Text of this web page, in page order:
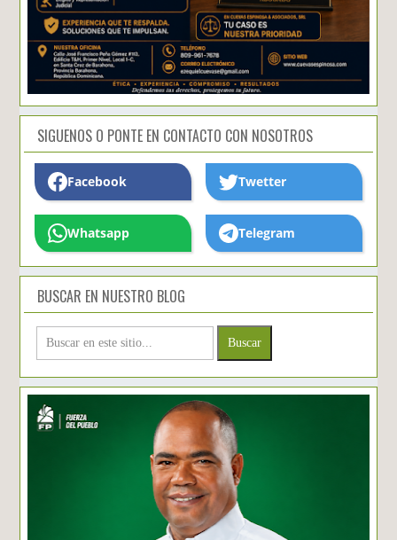
SIGUENOS O PONTE EN CONTACTO CON NOSOTROS
Facebook Twetter
Whatsapp Telegram
BUSCAR EN NUESTRO BLOG